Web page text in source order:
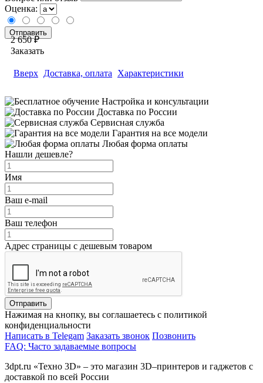
Оценка:
2 650 ₽
Заказать
Вверх Доставка, оплата Характеристики
Настройка и консультации
Доставка по России
Сервисная служба
Гарантия на все модели
Любая форма оплаты
Нашли дешевле?
Имя
Ваш e-mail
Ваш телефон
Адрес страницы с дешевым товаром
Отправить
Нажимая на кнопку, вы соглашаетесь с политикой
конфиденциальности
Написать в Telegam Заказать звонок Позвонить
FAQ: Часто задаваемые вопросы
3dpt.ru «Техно 3D» – это магазин 3D–принтеров и гаджетов с
доставкой по всей России